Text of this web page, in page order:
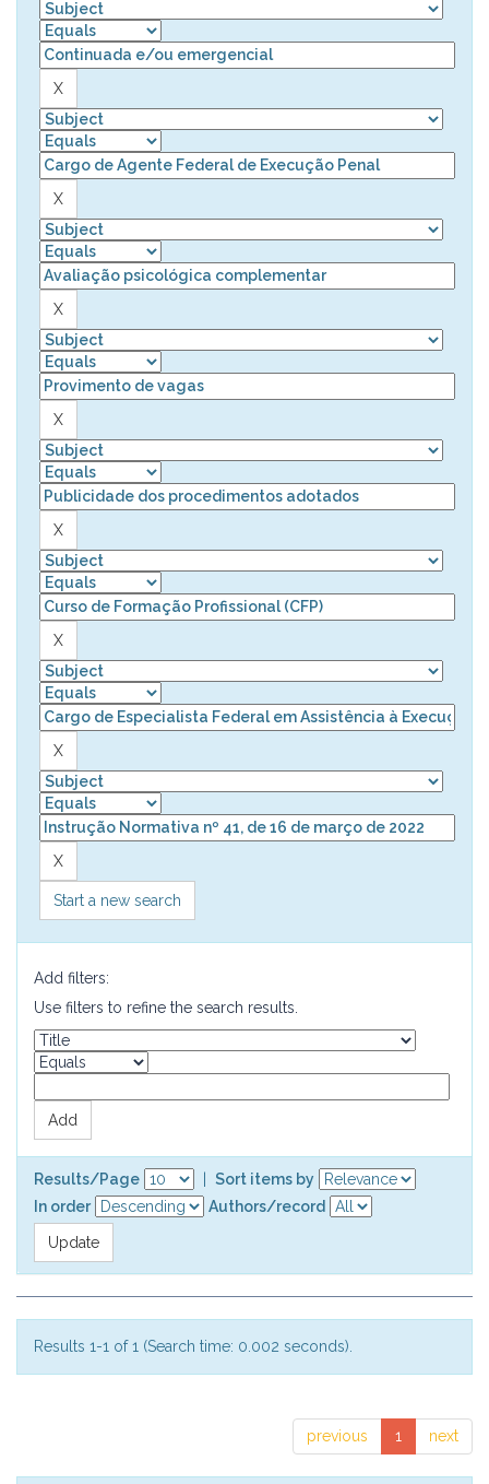
Start a new search
Add filters:
Use filters to refine the search results.
Results/Page
Sort items by
In order
Authors/record
Results 1-1 of 1 (Search time: 0.002 seconds).
previous 1 next